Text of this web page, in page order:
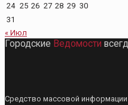
24 25 26 27 28 29 30
31
« Июл
Городские Ведомости
Средство массовой информации